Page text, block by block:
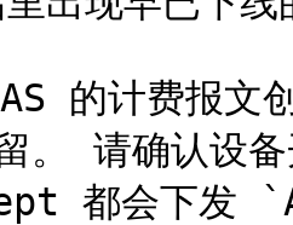
的计费报文
。 请确认设
都会下